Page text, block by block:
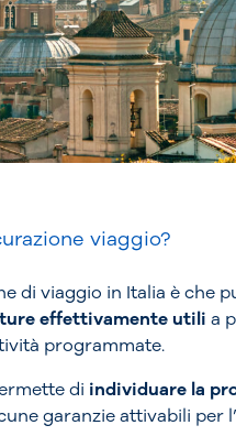
viaggio?
di viaggio in Italia è che
effettivamente utili a
programmate.
di individuare la
garanzie attivabili per